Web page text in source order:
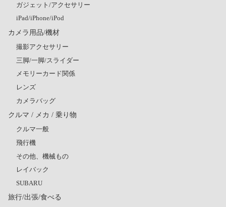
ガジェット/アクセサリー
iPad/iPhone/iPod
カメラ用品/機材
撮影アクセサリー
三脚/一脚/スライダー
メモリーカード関係
レンズ
カメラバッグ
クルマ / メカ / 乗り物
クルマ一般
飛行機
その他、機械もの
レイバック
SUBARU
旅行/出張/食べる